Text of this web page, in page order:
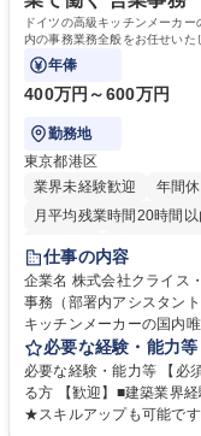
ドイツの高級キッチンメーカ
内の事務業務全般をお任せいた
ップも可能です。
年俸
400万円～600万円
勤務地
東京都港区
業界未経験歓迎
年間
月平均残業時間20時間以
育休あり
完全週休2日制
駅近5分以内
土日祝休
仕事の内容
企業名 株式会社クライス・アンド・カ
事務（部署内アシスタント）】■安定企
キッチンメーカーの国内
署内の事務業務全般をお
ため、スキルアップも可能です。 【部署内の事務業務全
仕分け・整理 ■電話応対
類を取りまとめて経理へ
必要な経験・能力等
必要な経験・能力等 【必
る方 【歓迎】■建築業界
★スキルアップも可能です★ 【働く環境】日々の業務を通じて、組